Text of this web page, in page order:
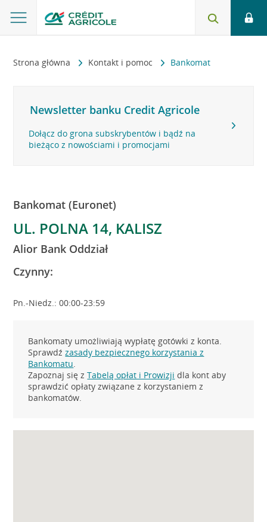
Strona główna Kontakt i pomoc Bankomat
Newsletter banku Credit Agricole
Dołącz do grona subskrybentów i bądź na
bieżąco z nowościami i promocjami
Bankomat (Euronet)
UL. POLNA 14, KALISZ
Alior Bank Oddział
Czynny:
Pn.-Niedz.: 00:00-23:59
Bankomaty umożliwiają wypłatę gotówki z konta.
Sprawdźzasady bezpiecznego korzystania z
Bankomatu.
Zapoznaj się zTabelą opłat i Prowizji dla kont aby
sprawdzić opłaty związane z korzystaniem z
bankomatów.